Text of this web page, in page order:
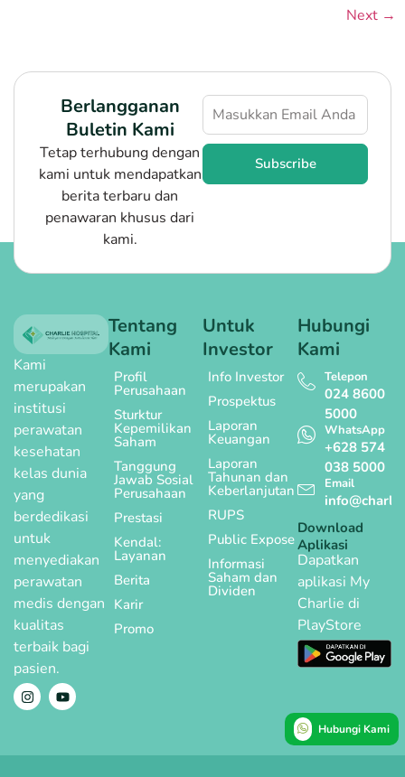
Next →
Berlangganan
Buletin Kami
Tetap terhubung dengan
kami untuk mendapatkan
berita terbaru dan
penawaran khusus dari
kami.
Subscribe
Kami
merupakan
institusi
perawatan
kesehatan
kelas dunia
yang
berdedikasi
untuk
menyediakan
perawatan
medis dengan
kualitas
terbaik bagi
pasien.
Tentang
Kami
Profil
Perusahaan
Sturktur
Kepemilikan
Saham
Tanggung
Jawab Sosial
Perusahaan
Prestasi
Kendal:
Layanan
Berita
Karir
Promo
Untuk
Investor
Info Investor
Prospektus
Laporan
Keuangan
Laporan
Tahunan dan
Keberlanjutan
RUPS
Public Expose
Informasi
Saham dan
Dividen
Hubungi
Kami
Telepon
024 8600
5000
WhatsApp
+628 574
038 5000
Email
Download
Aplikasi
Dapatkan
aplikasi My
Charlie di
PlayStore
Hubungi Kami